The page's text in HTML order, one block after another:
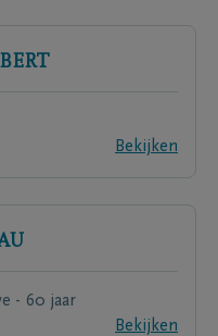
Bekijken
- 60 jaar
Bekijken